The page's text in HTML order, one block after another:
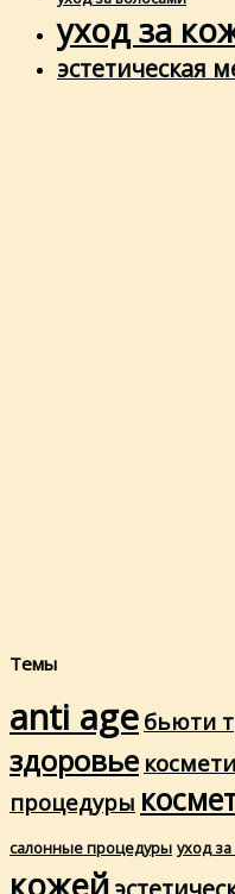
уход за
эстетическая
Темы
anti age бьюти
здоровье
процедуры
салонные процедуры уход